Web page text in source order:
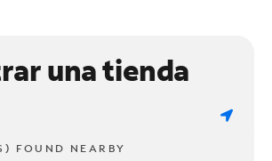
una tienda
FOUND NEARBY